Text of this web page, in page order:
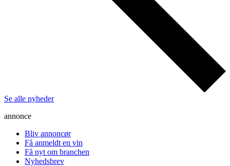
Se alle nyheder
annonce
Bliv annoncør
Få anmeldt en vin
Få nyt om branchen
Nyhedsbrev